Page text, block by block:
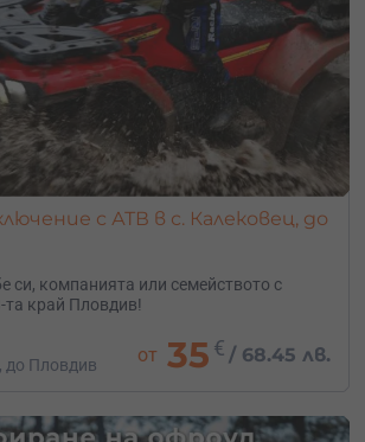
с АТВ в с. Калековец, до
си, компанията или семейството с
та край Пловдив!
до Пловдив
от 35 € /68.45 лв.